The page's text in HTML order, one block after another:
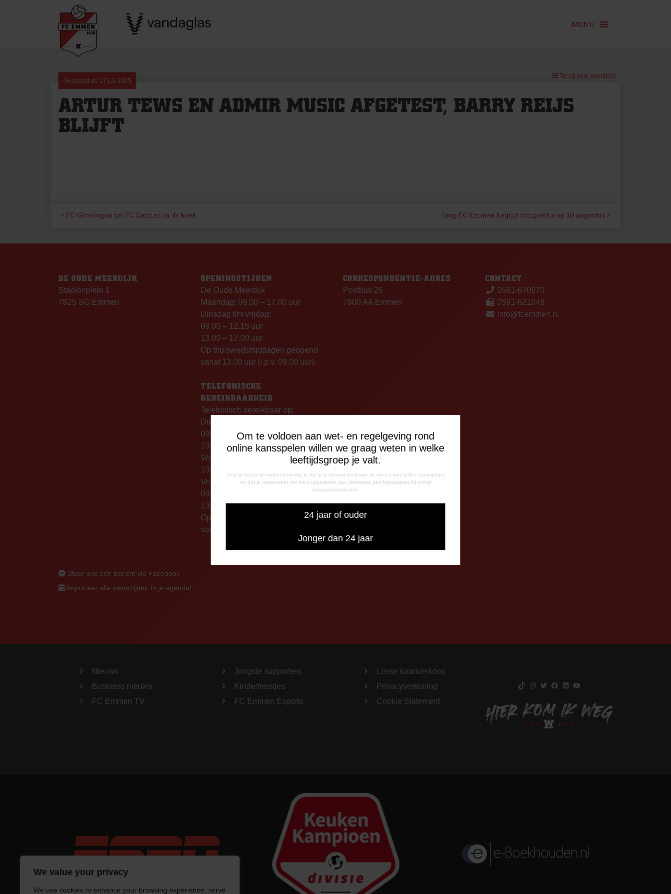
We value your privacy
We use cookies to enhance your browsing experience, serve
Om te voldoen aan wet- en regelgeving rond
online kansspelen willen we graag weten in welke
leeftijdsgroep je valt.
Door je keuze te maken bevestig je dat je je bewust bent van de risico's van online kansspelen
en dat je momenteel niet bent uitgesloten van deelname aan kansspelen bij online
kansspelaanbieders.
24 jaar of ouder
Jonger dan 24 jaar
MENU
Geplaatst op 17 juli 2005
Terug naar overzicht
ARTUR TEWS EN ADMIR MUSIC AFGETEST, BARRY REIJS
BLIJFT
BERICHT
NAVIGATIE
FC Groningen zet FC Emmen in de hoek Jong FC Emmen begint competitie op 30 augustus
DE OUDE MEERDIJK
Stadionplein 1
7825 SG Emmen
OPENINGSTIJDEN
De Oude Meerdijk
Maandag: 09.00 – 17.00 uur
Dinsdag t/m vrijdag:
09.00 – 12.15 uur
13.00 – 17.00 uur
Op thuiswedstrijddagen geopend
vanaf 13.00 uur (i.p.v. 09.00 uur).
TELEFONISCHE
BEREIKBAARHEID
Telefonisch bereikbaar op:
Dinsdag
09:00 - 12:15 uur
13:00 - 17:00 uur
Woensdag
13:00 - 17:00 uur
Vrijdag
09:00 - 12:15 uur
13:00 - 17:00 uur
Op thuiswedstrijddagen bereikbaar
vanaf 13:00 - 20:00 uur
CORRESPONDENTIE-ADRES
Postbus 26
7800 AA Emmen
CONTACT
0591-670670
0591-621048
info@fcemmen.nl
Stuur ons een bericht via Facebook
Importeer alle wedstrijden in je agenda!
Nieuws
Business nieuws
FC Emmen TV
Jongste supporters
Kinderfeestjes
FC Emmen Esports
Losse kaartverkoop
Privacyverklaring
Cookie Statement